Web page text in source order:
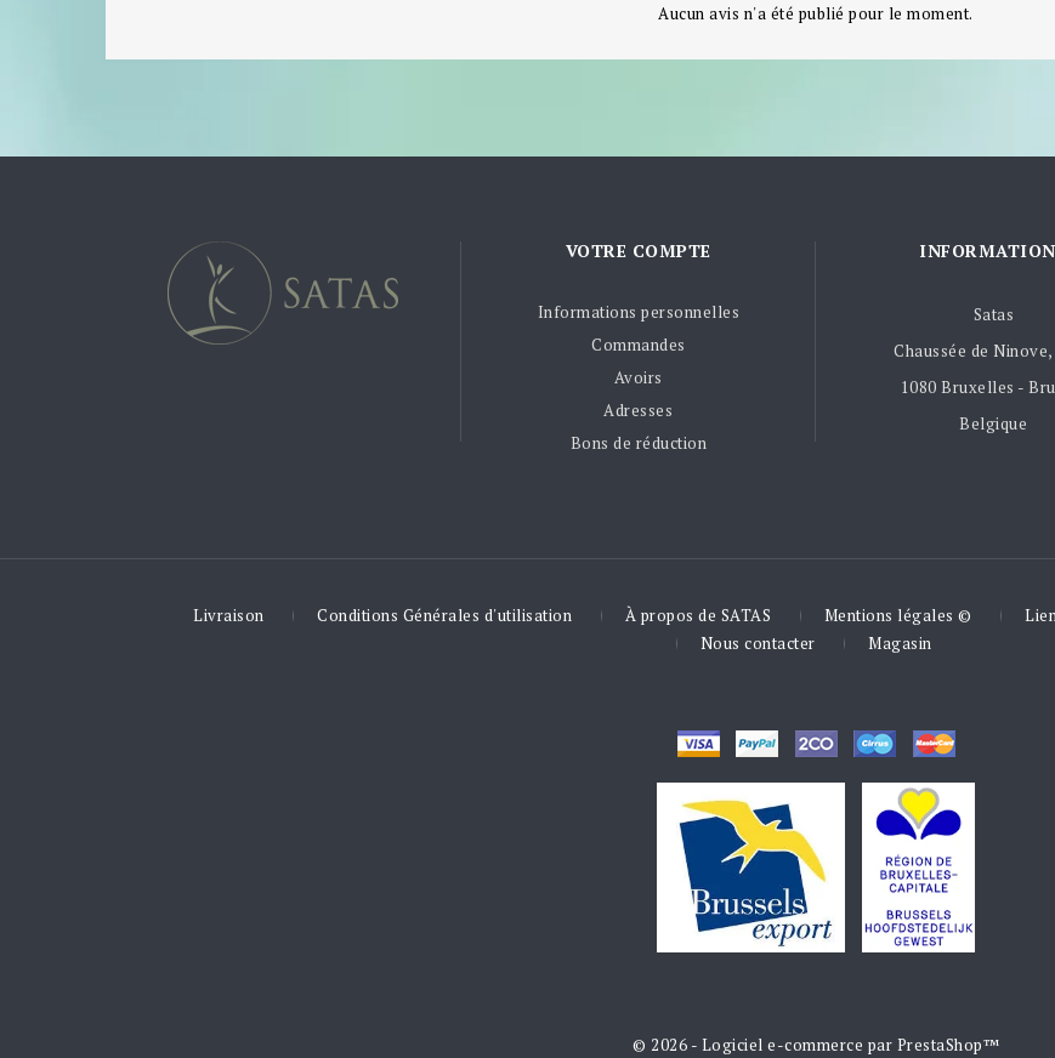
Aucun avis n'a été publié pour le moment.
VOTRE COMPTE
Informations personnelles
Commandes
Avoirs
Adresses
Bons de réduction
Satas
Chaussée de Ninove,
1080 Bruxelles -
Belgique
Livraison Conditions Générales d'utilisation À propos de SATAS Mentions légales ©
Nous contacter
Magasin
© 2026 - Logiciel e-commerce par PrestaShop™